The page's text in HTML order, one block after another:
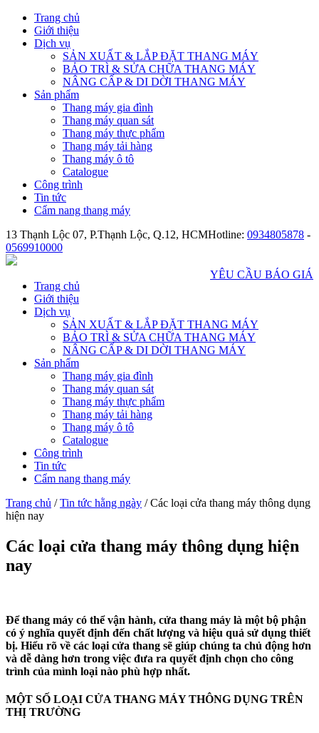
Trang chủ
Giới thiệu
Dịch vụ
SẢN XUẤT & LẮP ĐẶT THANG MÁY
BẢO TRÌ & SỬA CHỮA THANG MÁY
NÂNG CẤP & DI DỜI THANG MÁY
Sản phẩm
Thang máy gia đình
Thang máy quan sát
Thang máy thực phẩm
Thang máy tải hàng
Thang máy ô tô
Catalogue
Công trình
Tin tức
Cẩm nang thang máy
13 Thạnh Lộc 07, P.Thạnh Lộc, Q.12, HCMHotline: 0934805878 -
0569910000
YÊU CẦU BÁO GIÁ
Trang chủ
Giới thiệu
Dịch vụ
SẢN XUẤT & LẮP ĐẶT THANG MÁY
BẢO TRÌ & SỬA CHỮA THANG MÁY
NÂNG CẤP & DI DỜI THANG MÁY
Sản phẩm
Thang máy gia đình
Thang máy quan sát
Thang máy thực phẩm
Thang máy tải hàng
Thang máy ô tô
Catalogue
Công trình
Tin tức
Cẩm nang thang máy
Trang chủ /Tin tức hằng ngày / Các loại cửa thang máy thông dụng
hiện nay
Các loại cửa thang máy thông dụng hiện
nay
Để thang máy có thể vận hành, cửa thang máy là một bộ phận
có ý nghĩa quyết định đến chất lượng và hiệu quả sử dụng thiết
bị. Hiểu rõ về các loại cửa thang sẽ giúp chúng ta chủ động hơn
và dễ dàng hơn trong việc đưa ra quyết định chọn cho công
trình của mình loại nào phù hợp nhất.
MỘT SỐ LOẠI CỬA THANG MÁY THÔNG DỤNG TRÊN
THỊ TRƯỜNG